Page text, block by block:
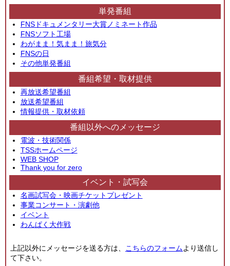
単発番組
FNSドキュメンタリー大賞ノミネート作品
FNSソフト工場
わがまま！気まま！旅気分
FNSの日
その他単発番組
番組希望・取材提供
再放送希望番組
放送希望番組
情報提供・取材依頼
番組以外へのメッセージ
電波・技術関係
TSSホームページ
WEB SHOP
Thank you for zero
イベント・試写会
名画試写会・映画チケットプレゼント
事業コンサート・演劇他
イベント
わんぱく大作戦
上記以外にメッセージを送る方は、 こちらのフォームより送信し
て下さい。